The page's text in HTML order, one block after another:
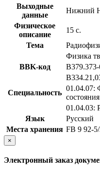
Выходные
данные
Нижний
Физическое
описание
15 с.
Тема
Физика
BBK-код
Специальность
01.04.07:
состояния
01.04.03:
Язык
Русский
Места хранения FB 9 92-
×
Электронный заказ